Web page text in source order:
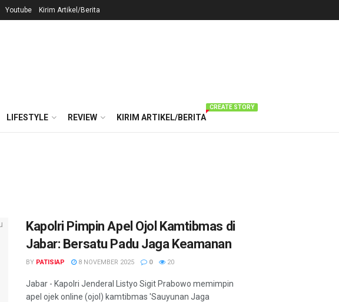
Youtube Kirim Artikel/Berita
LIFESTYLE REVIEW KIRIM ARTIKEL/BERITA
CREATE STORY
Kapolri Pimpin Apel Ojol Kamtibmas di
Jabar: Bersatu Padu Jaga Keamanan
BY PATISIAP 8 NOVEMBER 2025 0 20
Jabar - Kapolri Jenderal Listyo Sigit Prabowo memimpin
apel ojek online (ojol) kamtibmas 'Sauyunan Jaga